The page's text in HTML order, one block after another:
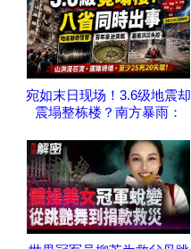
宛如末日现场！3.6级地震却
震塌整栋楼？南方暴雨：